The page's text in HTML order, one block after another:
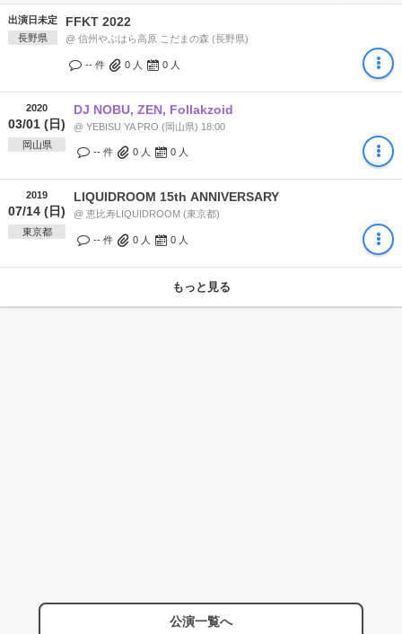
出演日未定
長野県
FFKT 2022
@ 信州やぶはら高原 こだまの森 (長野県)
-- 件 0 人 0 人
2020
03/01 (日)
岡山県
DJ NOBU, ZEN, Follakzoid
@ YEBISU YA PRO (岡山県) 18:00
-- 件 0 人 0 人
2019
07/14 (日)
東京都
LIQUIDROOM 15th ANNIVERSARY
@ 恵比寿LIQUIDROOM (東京都)
-- 件 0 人 0 人
もっと見る
公演一覧へ